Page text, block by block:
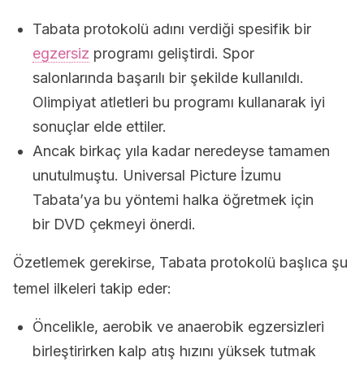
Tabata protokolü adını verdiği spesifik bir
egzersiz programı geliştirdi. Spor
salonlarında başarılı bir şekilde kullanıldı.
Olimpiyat atletleri bu programı kullanarak iyi
sonuçlar elde ettiler.
Ancak birkaç yıla kadar neredeyse tamamen
unutulmuştu. Universal Picture İzumu
Tabata’ya bu yöntemi halka öğretmek için
bir DVD çekmeyi önerdi.
Özetlemek gerekirse, Tabata protokolü başlıca şu
temel ilkeleri takip eder:
Öncelikle, aerobik ve anaerobik egzersizleri
birleştirirken kalp atış hızını yüksek tutmak